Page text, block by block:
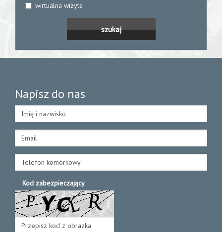
wirtualna wizyta
Napisz do nas
Kod zabezpieczający